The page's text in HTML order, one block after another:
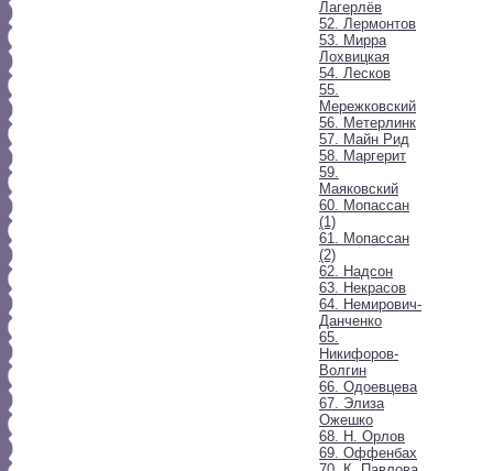
Лагерлёв
52. Лермонтов
53. Мирра
Лохвицкая
54. Лесков
55.
Мережковский
56. Метерлинк
57. Майн Рид
58. Маргерит
59.
Маяковский
60. Мопассан
(1)
61. Мопассан
(2)
62. Надсон
63. Некрасов
64. Немирович-
Данченко
65.
Никифоров-
Волгин
66. Одоевцева
67. Элиза
Ожешко
68. Н. Орлов
69. Оффенбах